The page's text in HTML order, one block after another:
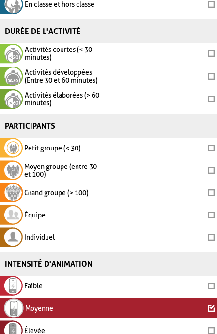
En classe et hors classe
DURÉE DE L'ACTIVITÉ
Activités courtes (< 30
minutes)
Activités développées
(Entre 30 et 60 minutes)
Activités élaborées (> 60
minutes)
PARTICIPANTS
Petit groupe (< 30)
Moyen groupe (entre 30
et 100)
Grand groupe (> 100)
Équipe
Individuel
INTENSITÉ D'ANIMATION
Faible
Moyenne
Élevée